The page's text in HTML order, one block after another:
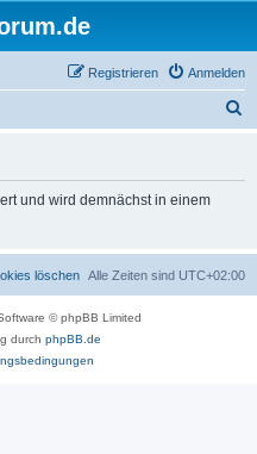
Anmelden
Registrieren
und wird demnächst in einem
Alle Zeiten sind UTC+02:00
löschen
© phpBB Limited
durch phpBB.de